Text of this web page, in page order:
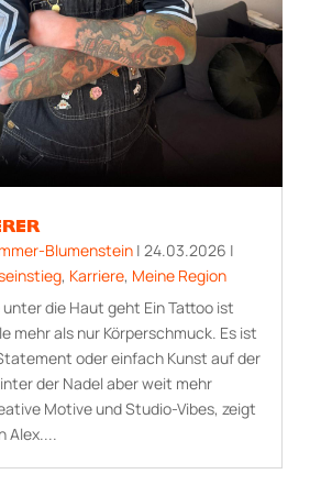
Blumenstein| 24.03.2026 |
, Karriere, Meine Region
die Haut geht Ein Tattoo ist
mehr als nur Körperschmuck. Es ist
oder einfach Kunst auf der
der Nadel aber weit mehr
Motive und Studio-Vibes, zeigt
Alex....